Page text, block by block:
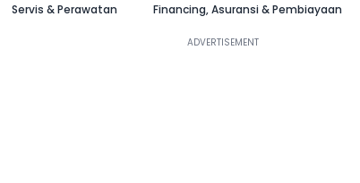
Servis & Perawatan Financing, Asuransi & Pembiayaan